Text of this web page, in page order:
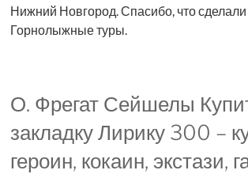
Нижний Новгород. Спасибо, что сделали
Горнолыжные туры.
О. Фрегат Сейшелы
закладку Лирику 300 –
героин, кокаин, экстази,